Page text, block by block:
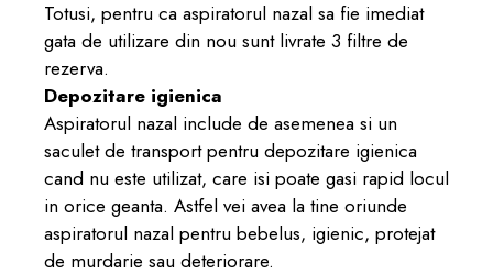
Totusi, pentru ca aspiratorul nazal sa fie imediat
gata de utilizare din nou sunt livrate 3 filtre de
rezerva.
Depozitare igienica
Aspiratorul nazal include de asemenea si un
saculet de transport pentru depozitare igienica
cand nu este utilizat, care isi poate gasi rapid locul
in orice geanta. Astfel vei avea la tine oriunde
aspiratorul nazal pentru bebelus, igienic, protejat
de murdarie sau deteriorare.